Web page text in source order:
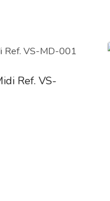
Ref. VS-